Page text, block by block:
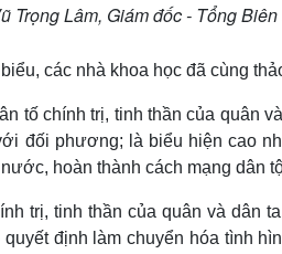
Trọng Lâm, Giám đốc - Tổng
các nhà khoa học đã cùng
tố chính trị, tinh thần của quân
đối phương; là biểu hiện cao
hoàn thành cách mạng dân
trị, tinh thần của quân và dân
định làm chuyển hóa tình